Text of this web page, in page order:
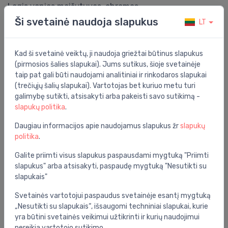
Logis vonios maišytuvas, chromas
Bendrosios specifikacijos
Grupė: vonios kambarys
Spalva: chromas
Serija: logis
Specifikacija
Produkto kodas: 71400000
Prekės ženklas: Hansgrohe
Ši svetainė naudoja slapukus LT
Kad ši svetainė veiktų, ji naudoja griežtai būtinus slapukus
(pirmosios šalies slapukai). Jums sutikus, šioje svetainėje
taip pat gali būti naudojami analitiniai ir rinkodaros slapukai
(trečiųjų šalių slapukai). Vartotojas bet kuriuo metu turi
galimybę sutikti, atsisakyti arba pakeisti savo sutikimą -
slapukų politika.
Daugiau informacijos apie naudojamus slapukus žrslapukų
politika.
Galite priimti visus slapukus paspausdami mygtuką "Priimti
slapukus" arba atsisakyti, paspaudę mygtuką "Nesutikti su
slapukais"
Svetainės vartotojui paspaudus svetainėje esantį mygtuką
„Nesutikti su slapukais“, išsaugomi techniniai slapukai, kurie
yra būtini svetainės veikimui užtikrinti ir kurių naudojimui